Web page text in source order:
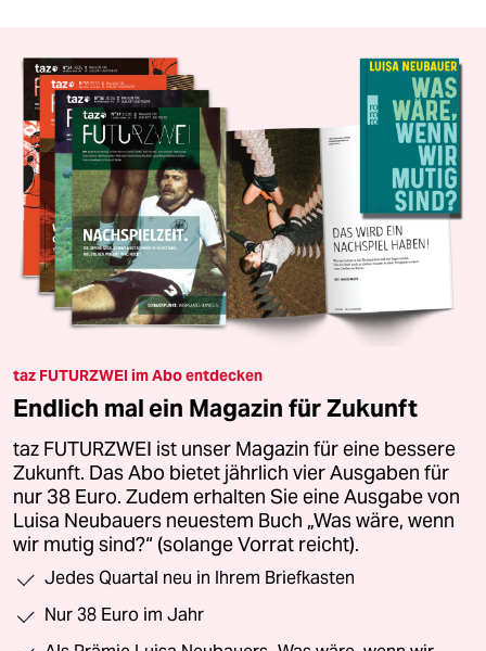
taz FUTURZWEI im Abo entdecken
Endlich mal ein Magazin für Zukunft
taz FUTURZWEI ist unser Magazin für eine bessere
Zukunft. Das Abo bietet jährlich vier Ausgaben für
nur 38 Euro. Zudem erhalten Sie eine Ausgabe von
Luisa Neubauers neuestem Buch „Was wäre, wenn
wir mutig sind?“ (solange Vorrat reicht).
Jedes Quartal neu in Ihrem Briefkasten
Nur 38 Euro im Jahr